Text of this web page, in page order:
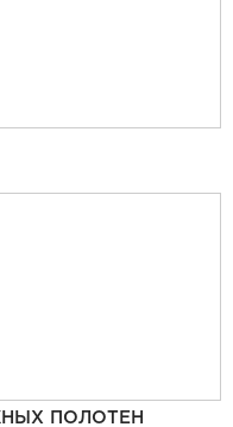
ПОЛОТЕН